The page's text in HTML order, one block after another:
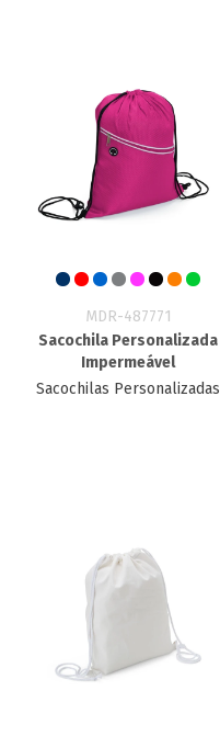
MDR-487771
Sacochila Personalizada
Impermeável
Sacochilas Personalizadas